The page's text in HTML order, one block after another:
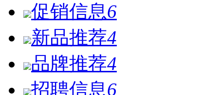
促销信息6
新品推荐4
品牌推荐4
招聘信息6